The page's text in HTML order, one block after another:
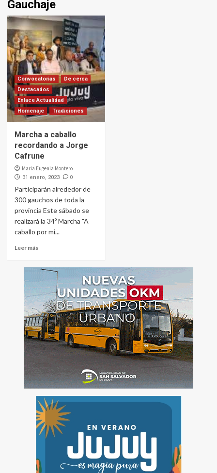
Gauchaje
Convocatorias
De cerca
Destacados
Enlace Actualidad
Homenaje
Tradiciones
Marcha a caballo
recordando a Jorge
Cafrune
Maria Eugenia Montero
31 enero, 2023 0
Participarán alrededor de
300 gauchos de toda la
provincia Este sábado se
realizará la 34º Marcha "A
caballo por mi...
Leer más